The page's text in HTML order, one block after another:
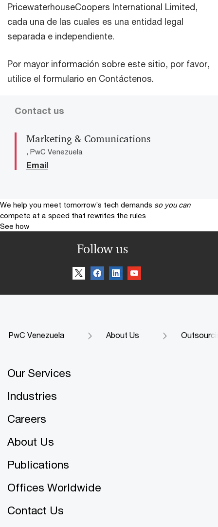
PricewaterhouseCoopers International Limited,
cada una de las cuales es una entidad legal
separada e independiente.
Por mayor información sobre este sitio, por favor,
utilice el formulario en Contáctenos.
Contact us
Marketing & Comunications
, PwC Venezuela
Email
We help you meet tomorrow’s tech demands so you can
compete at a speed that rewrites the rules
See how
Follow us
PwC Venezuela About Us
Our Services
Industries
Careers
About Us
Publications
Offices Worldwide
Contact Us